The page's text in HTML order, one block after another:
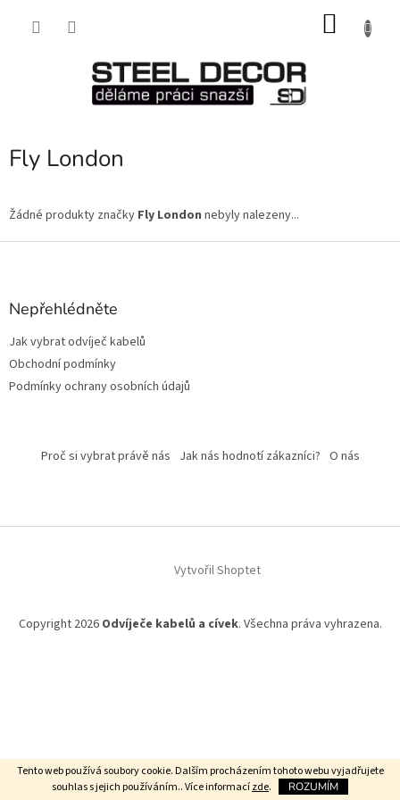
Tento web používá soubory cookie. Dalším procházením tohoto webu vyjadřujete
souhlas s jejich používáním.. Více informacízde. ROZUMÍM
Fly London
Žádné produkty značky Fly London nebyly nalezeny...
Z
Nepřehlédněte
Jak vybrat odvíječ kabelů
Obchodní podmínky
Podmínky ochrany osobních údajů
Proč si vybrat právě nás Jak nás hodnotí zákazníci? O nás
Vytvořil Shoptet
Copyright 2026 Odvíječe kabelů a cívek. Všechna práva vyhrazena.